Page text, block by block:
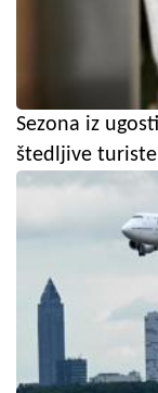
Sezona iz
štedljive